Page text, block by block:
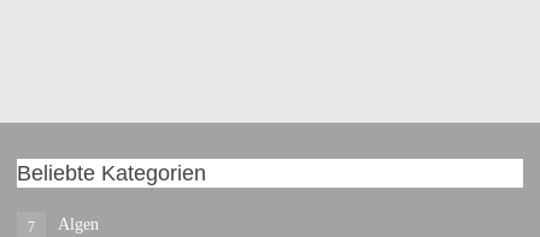
Beliebte Kategorien
Algen
7